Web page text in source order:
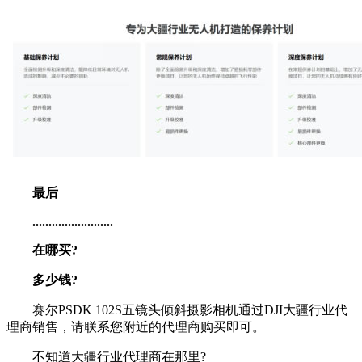
最后
.........................
在哪买?
多少钱?
赛尔PSDK 102S五镜头倾斜摄影相机通过DJI大疆行业代
理商销售，请联系您附近的代理商购买即可。
不知道大疆行业代理商在那里?